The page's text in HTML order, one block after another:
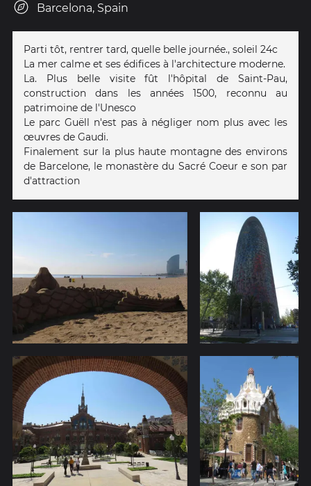
Barcelona, Spain
Parti tôt, rentrer tard, quelle belle journée., soleil 24c
La mer calme et ses édifices à l'architecture moderne.
La. Plus belle visite fût l'hôpital de Saint-Pau,
construction dans les années 1500, reconnu au
patrimoine de l'Unesco
Le parc Guëll n'est pas à négliger nom plus avec les
œuvres de Gaudi.
Finalement sur la plus haute montagne des environs
de Barcelone, le monastère du Sacré Coeur e son par
d'attraction